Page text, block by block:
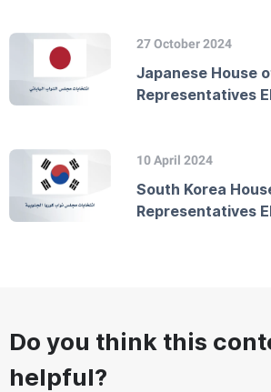
27 October 2024
Japanese House
Representatives
10 April 2024
South Korea
Representatives
Do you think this
helpful?